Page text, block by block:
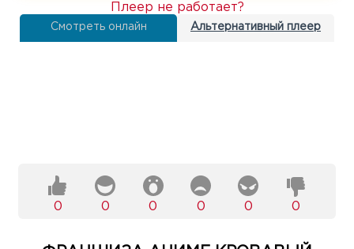
Смотреть онлайн Альтернативный плеер
Плеер не работает?
0 0 0 0 0 0